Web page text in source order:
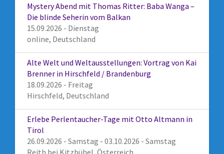
Mystery Abend mit Thomas Ritter: Baba Wanga –
Die blinde Seherin vom Balkan
15.09.2026 - Dienstag
online, Deutschland
Alte Welt und Weltausstellungen: Vortrag von Kai
Brenner in Hirschfeld / Brandenburg
18.09.2026 - Freitag
Hirschfeld, Deutschland
Erlebe Perlentaucher-Tage mit Otto Altmann in
Tirol
26.09.2026 - Samstag - 03.10.2026 - Samstag
Reith bei Kitzbühel, Österreich